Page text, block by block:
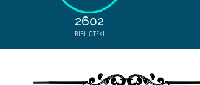
2602
BIBLIOTEKI